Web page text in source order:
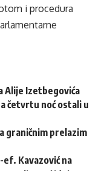
i procedura
Alije Izetbegovića
četvrtu noć ostali u
graničnim prelazim
Kavazović na